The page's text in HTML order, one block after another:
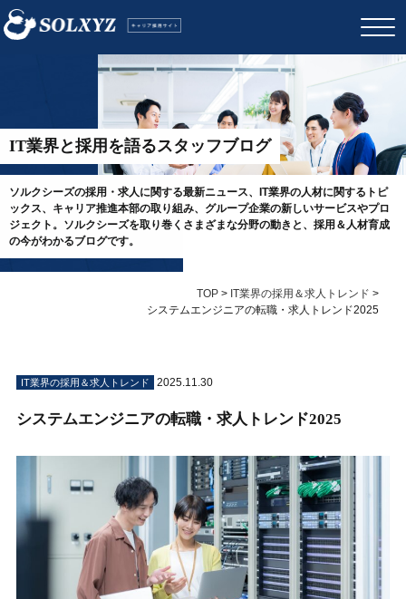
IT業界と採用を語るスタッフブログ
ソルクシーズの採用・求人に関する最新ニュース、IT業界の人材に関するトピ
ックス、キャリア推進本部の取り組み、グループ企業の新しいサービスやプロ
ジェクト。ソルクシーズを取り巻くさまざまな分野の動きと、採用＆人材育成
の今がわかるブログです。
TOP > IT業界の採用＆求人トレンド >
システムエンジニアの転職・求人トレンド2025
IT業界の採用＆求人トレンド 2025.11.30
システムエンジニアの転職・求人トレンド2025